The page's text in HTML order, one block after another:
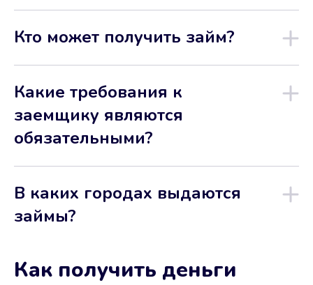
Кто может получить займ?
Какие требования к
заемщику являются
обязательными?
В каких городах выдаются
займы?
Как получить деньги